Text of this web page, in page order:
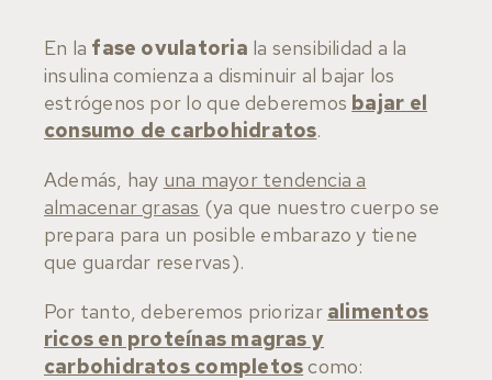
En la fase ovulatoria la sensibilidad a la
insulina comienza a disminuir al bajar los
estrógenos por lo que deberemos bajar el
consumo de carbohidratos.
Además, hay una mayor tendencia a
almacenar grasas (ya que nuestro cuerpo se
prepara para un posible embarazo y tiene
que guardar reservas).
Por tanto, deberemos priorizar alimentos
ricos en proteínas magras y
carbohidratos completoscomo: